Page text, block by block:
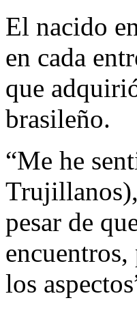
El nacido
en cada
que
brasileño.
“Me he
pesar de
los